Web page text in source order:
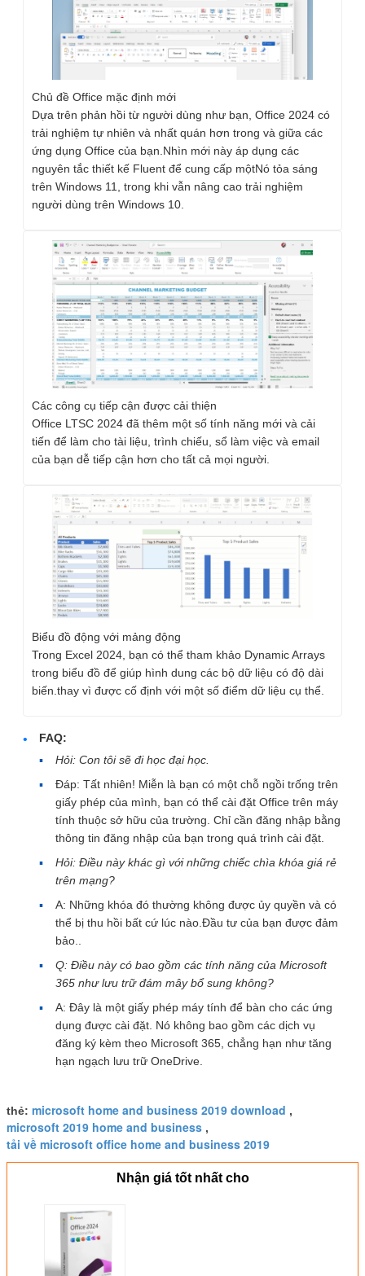
Chủ đề Office mặc định mới
Dựa trên phản hồi từ người dùng như bạn, Office 2024 có
trải nghiệm tự nhiên và nhất quán hơn trong và giữa các
ứng dụng Office của bạn.Nhìn mới này áp dụng các
nguyên tắc thiết kế Fluent để cung cấp mộtNó tỏa sáng
trên Windows 11, trong khi vẫn nâng cao trải nghiệm
người dùng trên Windows 10.
Các công cụ tiếp cận được cải thiện
Office LTSC 2024 đã thêm một số tính năng mới và cải
tiến để làm cho tài liệu, trình chiếu, sổ làm việc và email
của bạn dễ tiếp cận hơn cho tất cả mọi người.
Biểu đồ động với mảng động
Trong Excel 2024, bạn có thể tham khảo Dynamic Arrays
trong biểu đồ để giúp hình dung các bộ dữ liệu có độ dài
biến.thay vì được cố định với một số điểm dữ liệu cụ thể.
FAQ:
Hỏi: Con tôi sẽ đi học đại học.
Đáp: Tất nhiên! Miễn là bạn có một chỗ ngồi trống trên
giấy phép của mình, bạn có thể cài đặt Office trên máy
tính thuộc sở hữu của trường. Chỉ cần đăng nhập bằng
thông tin đăng nhập của bạn trong quá trình cài đặt.
Hỏi: Điều này khác gì với những chiếc chìa khóa giá rẻ
trên mạng?
A: Những khóa đó thường không được ủy quyền và có
thể bị thu hồi bất cứ lúc nào.Đầu tư của bạn được đảm
bảo..
Q: Điều này có bao gồm các tính năng của Microsoft
365 như lưu trữ đám mây bổ sung không?
A: Đây là một giấy phép máy tính để bàn cho các ứng
dụng được cài đặt. Nó không bao gồm các dịch vụ
đăng ký kèm theo Microsoft 365, chẳng hạn như tăng
hạn ngạch lưu trữ OneDrive.
thẻ: microsoft home and business 2019 download ,
microsoft 2019 home and business ,
tải về microsoft office home and business 2019
Nhận giá tốt nhất cho